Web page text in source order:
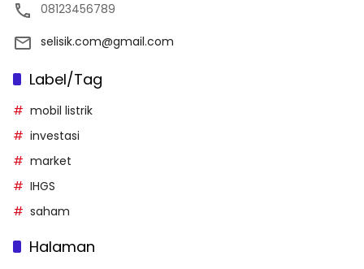
08123456789
selisik.com@gmail.com
Label/Tag
mobil listrik
investasi
market
IHGS
saham
Halaman